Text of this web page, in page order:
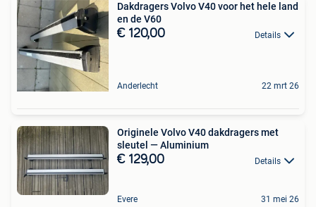
Dakdragers Volvo V40 voor het hele land
en de V60
€ 120,00 Details
Anderlecht 22 mrt 26
Originele Volvo V40 dakdragers met
sleutel — Aluminium
€ 129,00 Details
Evere 31 mei 26